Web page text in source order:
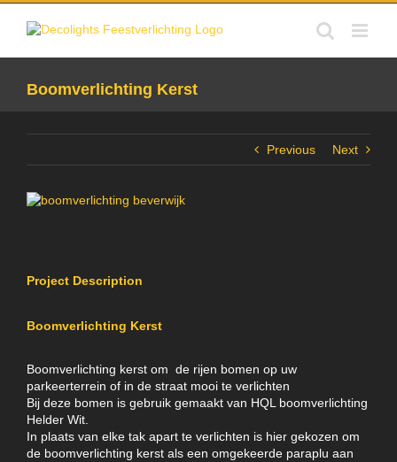
Skip
Boomverlichting Kerst
Previous Next
View
Project Description
Boomverlichting Kerst
Boomverlichting kerst om de rijen bomen op uw
parkeerterrein of in de straat mooi te verlichten
Bij deze bomen is gebruik gemaakt van HQL boomverlichting
Helder Wit.
In plaats van elke tak apart te verlichten is hier gekozen om
de boomverlichting kerst als een omgekeerde paraplu aan